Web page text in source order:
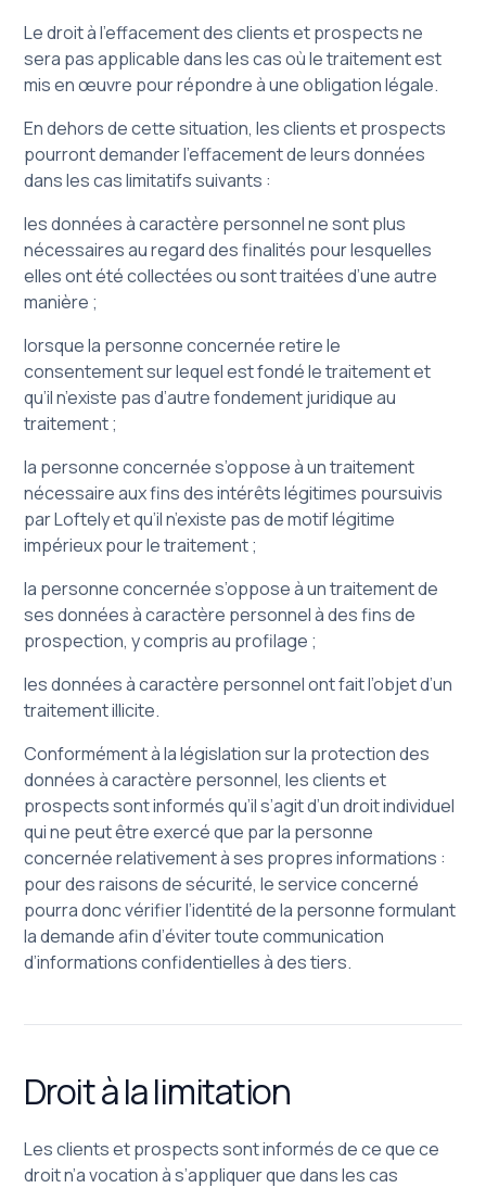
Le droit à l’effacement des clients et prospects ne
sera pas applicable dans les cas où le traitement est
mis en œuvre pour répondre à une obligation légale.
En dehors de cette situation, les clients et prospects
pourront demander l’effacement de leurs données
dans les cas limitatifs suivants :
les données à caractère personnel ne sont plus
nécessaires au regard des finalités pour lesquelles
elles ont été collectées ou sont traitées d’une autre
manière ;
lorsque la personne concernée retire le
consentement sur lequel est fondé le traitement et
qu’il n’existe pas d’autre fondement juridique au
traitement ;
la personne concernée s’oppose à un traitement
nécessaire aux fins des intérêts légitimes poursuivis
par Loftely et qu’il n’existe pas de motif légitime
impérieux pour le traitement ;
la personne concernée s’oppose à un traitement de
ses données à caractère personnel à des fins de
prospection, y compris au profilage ;
les données à caractère personnel ont fait l’objet d’un
traitement illicite.
Conformément à la législation sur la protection des
données à caractère personnel, les clients et
prospects sont informés qu’il s’agit d’un droit individuel
qui ne peut être exercé que par la personne
concernée relativement à ses propres informations :
pour des raisons de sécurité, le service concerné
pourra donc vérifier l’identité de la personne formulant
la demande afin d’éviter toute communication
d’informations confidentielles à des tiers.
Droit à la limitation
Les clients et prospects sont informés de ce que ce
droit n’a vocation à s’appliquer que dans les cas